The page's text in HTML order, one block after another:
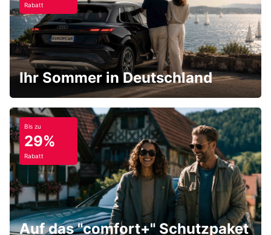
Rabatt
Ihr Sommer in Deutschland
Bis zu
29%
Rabatt
Auf das "comfort+" Schutzpaket